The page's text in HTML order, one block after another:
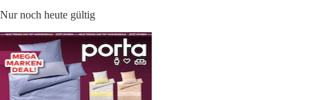
Nur noch heute gültig